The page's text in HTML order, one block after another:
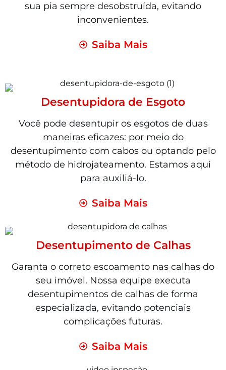
sua pia sempre desobstruída, evitando
inconvenientes.
Saiba Mais
Desentupidora de Esgoto
Você pode desentupir os esgotos de duas
maneiras eficazes: por meio do
desentupimento com cabos ou optando pelo
método de hidrojateamento. Estamos aqui
para auxiliá-lo.
Saiba Mais
Desentupimento de Calhas
Garanta o correto escoamento nas calhas do
seu imóvel. Nossa equipe executa
desentupimentos de calhas de forma
especializada, evitando potenciais
complicações futuras.
Saiba Mais